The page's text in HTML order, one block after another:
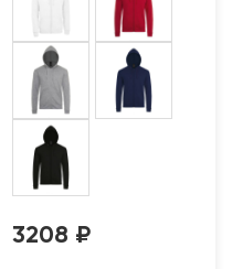
3208 ₽